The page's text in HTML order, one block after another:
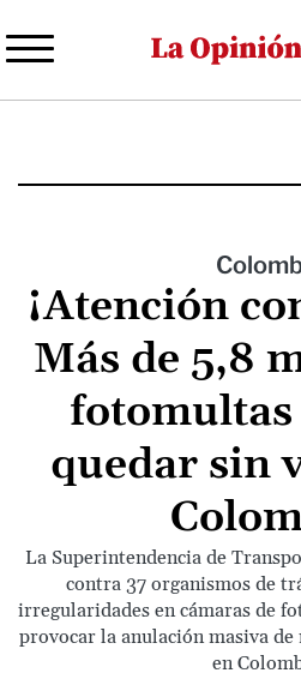
al
¡Atención
Más de 5,8
quedar sin
La Superintendencia de
contra 37 organismos de
irregularidades en cámaras de
provocar la anulación masiva
en